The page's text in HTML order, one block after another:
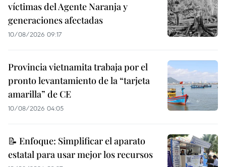
víctimas del Agente Naranja y
generaciones afectadas
10/08/2026 09:17
Provincia vietnamita trabaja por el
pronto levantamiento de la “tarjeta
amarilla” de CE
10/08/2026 04:05
📝 Enfoque: Simplificar el aparato
estatal para usar mejor los recursos